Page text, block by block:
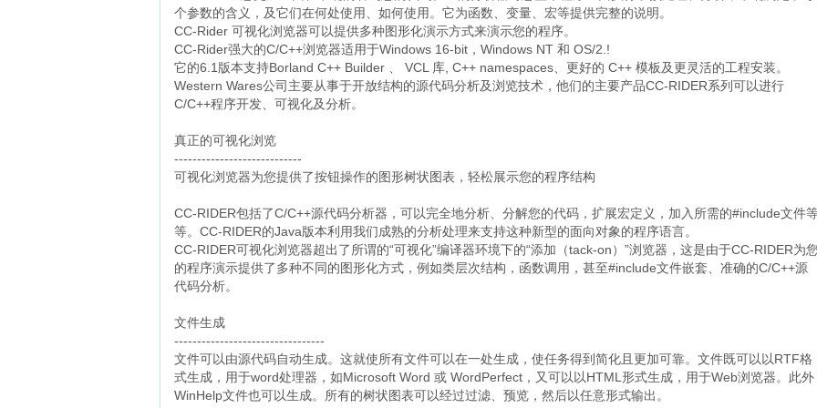
个参数的含义，及它们在何处使用、如何使用。它为函数、变量、宏等提供完整的说明。
CC-Rider 可视化浏览器可以提供多种图形化演示方式来演示您的程序。
CC-Rider强大的C/C++浏览器适用于Windows 16-bit，Windows NT 和 OS/2.!
它的6.1版本支持Borland C++ Builder 、 VCL 库, C++ namespaces、更好的 C++ 模板及更灵活的工程安装。
Western Wares公司主要从事于开放结构的源代码分析及浏览技术，他们的主要产品CC-RIDER系列可以进行
C/C++程序开发、可视化及分析。
真正的可视化浏览
----------------------------
可视化浏览器为您提供了按钮操作的图形树状图表，轻松展示您的程序结构
CC-RIDER包括了C/C++源代码分析器，可以完全地分析、分解您的代码，扩展宏定义，加入所需的#include文件
等。CC-RIDER的Java版本利用我们成熟的分析处理来支持这种新型的面向对象的程序语言。
CC-RIDER可视化浏览器超出了所谓的“可视化”编译器环境下的“添加（tack-on）”浏览器，这是由于CC-RIDER为您
的程序演示提供了多种不同的图形化方式，例如类层次结构，函数调用，甚至#include文件嵌套、准确的C/C++源
代码分析。
文件生成
---------------------------------
文件可以由源代码自动生成。这就使所有文件可以在一处生成，使任务得到简化且更加可靠。文件既可以以RTF格
式生成，用于word处理器，如Microsoft Word 或 WordPerfect，又可以以HTML形式生成，用于Web浏览器。此外
WinHelp文件也可以生成。所有的树状图表可以经过过滤、预览，然后以任意形式输出。